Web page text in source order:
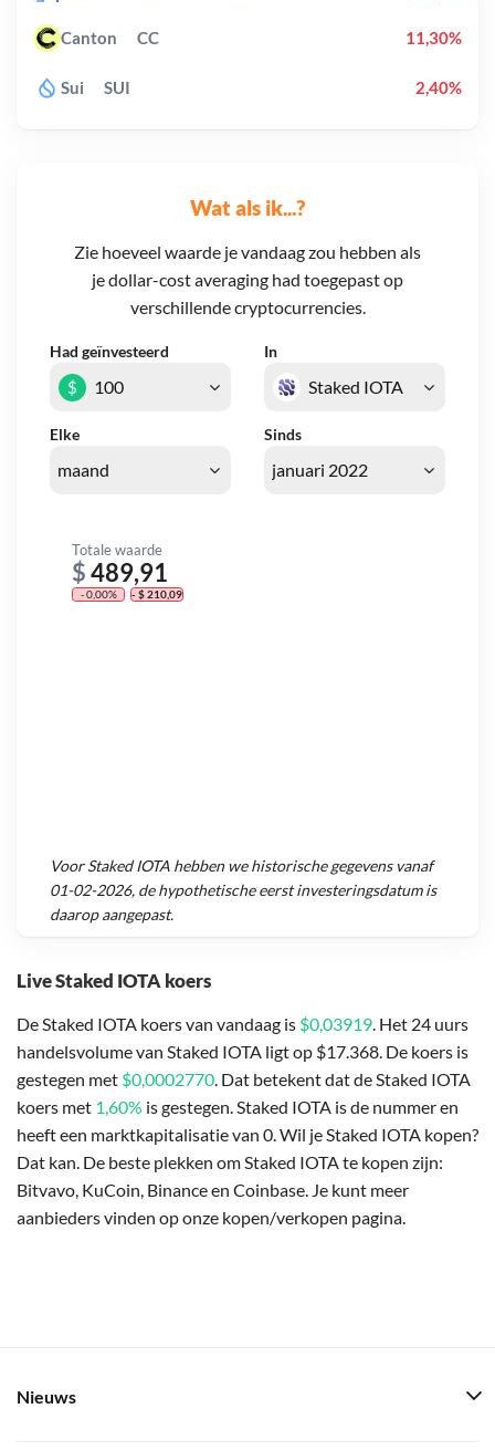
Live Staked IOTA koers
De Staked IOTA koers van vandaag is $0,03919. Het 24 uurs
handelsvolume van Staked IOTA ligt op $17.368. De koers is
gestegen met $0,0002770. Dat betekent dat de Staked IOTA
koers met 1,60% is gestegen. Staked IOTA is de nummer en
heeft een marktkapitalisatie van 0. Wil je Staked IOTA kopen?
Dat kan. De beste plekken om Staked IOTA te kopen zijn:
Bitvavo, KuCoin, Binance en Coinbase. Je kunt meer
aanbieders vinden op onze kopen/verkopen pagina.
Wat als ik...?
Zie hoeveel waarde je vandaag zou hebben als
je dollar-cost averaging had toegepast op
verschillende cryptocurrencies.
Had geïnvesteerd In
Elke Sinds
$
Totale waarde
$489,91
- 0,00% - $ 210,09
VoorStaked IOTA hebben we historische gegevens vanaf
01-02-2026, de hypothetische eerst investeringsdatum is
daarop aangepast.
Canton CC 11,30%
Sui SUI 2,40%
Nieuws